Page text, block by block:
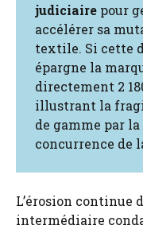
judiciaire pour
accélérer sa
textile. Si cette
épargne la
directement 2
illustrant la
de gamme par
concurrence de
L’érosion continue
intermédiaire